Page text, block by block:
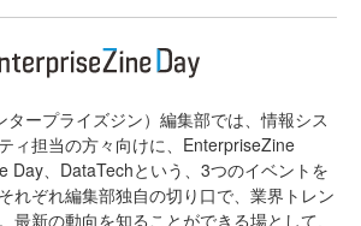
ープライズジン）編集部では、情報シス
ィ担当の方々向けに、EnterpriseZine
Day、DataTechという、3つのイベントを
れぞれ編集部独自の切り口で、業界トレン
最新の動向を知ることができる場として、